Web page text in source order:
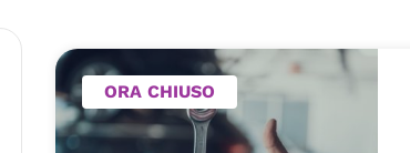
ORA CHIUSO